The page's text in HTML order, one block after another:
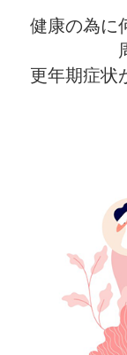
健康の為に
更年期症状